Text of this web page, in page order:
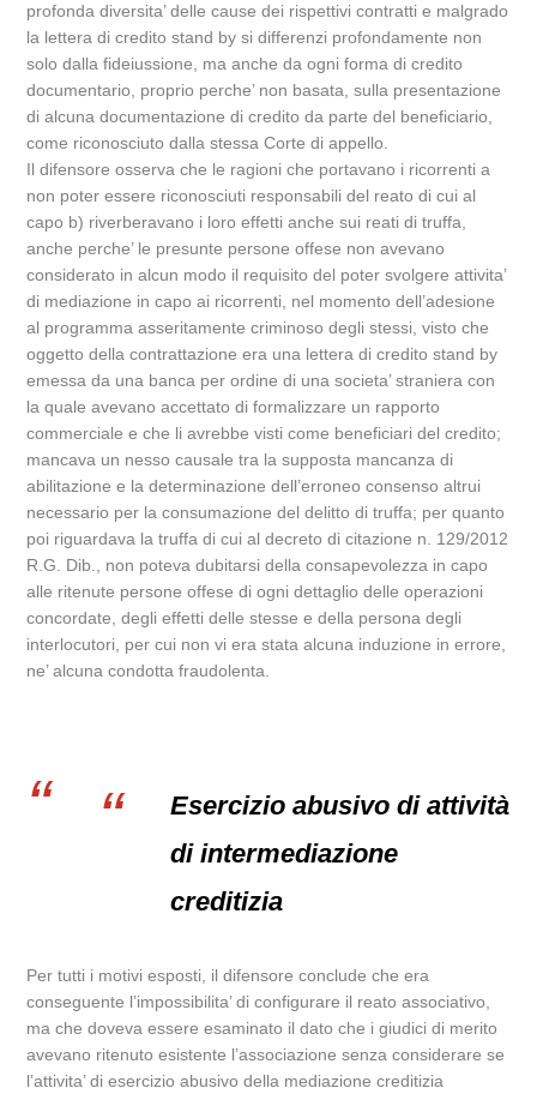
profonda diversita’ delle cause dei rispettivi contratti e malgrado
la lettera di credito stand by si differenzi profondamente non
solo dalla fideiussione, ma anche da ogni forma di credito
documentario, proprio perche’ non basata, sulla presentazione
di alcuna documentazione di credito da parte del beneficiario,
come riconosciuto dalla stessa Corte di appello.
Il difensore osserva che le ragioni che portavano i ricorrenti a
non poter essere riconosciuti responsabili del reato di cui al
capo b) riverberavano i loro effetti anche sui reati di truffa,
anche perche’ le presunte persone offese non avevano
considerato in alcun modo il requisito del poter svolgere attivita’
di mediazione in capo ai ricorrenti, nel momento dell’adesione
al programma asseritamente criminoso degli stessi, visto che
oggetto della contrattazione era una lettera di credito stand by
emessa da una banca per ordine di una societa’ straniera con
la quale avevano accettato di formalizzare un rapporto
commerciale e che li avrebbe visti come beneficiari del credito;
mancava un nesso causale tra la supposta mancanza di
abilitazione e la determinazione dell’erroneo consenso altrui
necessario per la consumazione del delitto di truffa; per quanto
poi riguardava la truffa di cui al decreto di citazione n. 129/2012
R.G. Dib., non poteva dubitarsi della consapevolezza in capo
alle ritenute persone offese di ogni dettaglio delle operazioni
concordate, degli effetti delle stesse e della persona degli
interlocutori, per cui non vi era stata alcuna induzione in errore,
ne’ alcuna condotta fraudolenta.
Esercizio abusivo di attività
di intermediazione
creditizia
Per tutti i motivi esposti, il difensore conclude che era
conseguente l’impossibilita’ di configurare il reato associativo,
ma che doveva essere esaminato il dato che i giudici di merito
avevano ritenuto esistente l’associazione senza considerare se
l’attivita’ di esercizio abusivo della mediazione creditizia